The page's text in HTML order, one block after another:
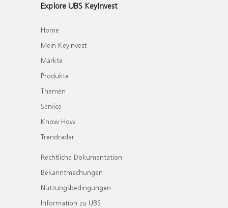
Explore UBS KeyInvest
Home
Mein KeyInvest
Märkte
Produkte
Themen
Service
Know How
Trendradar
Rechtliche Dokumentation
Bekanntmachungen
Nutzungsbedingungen
Information zu UBS